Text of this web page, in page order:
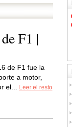
F1 |
de F1 fue la
a motor,
el...
Leer el resto